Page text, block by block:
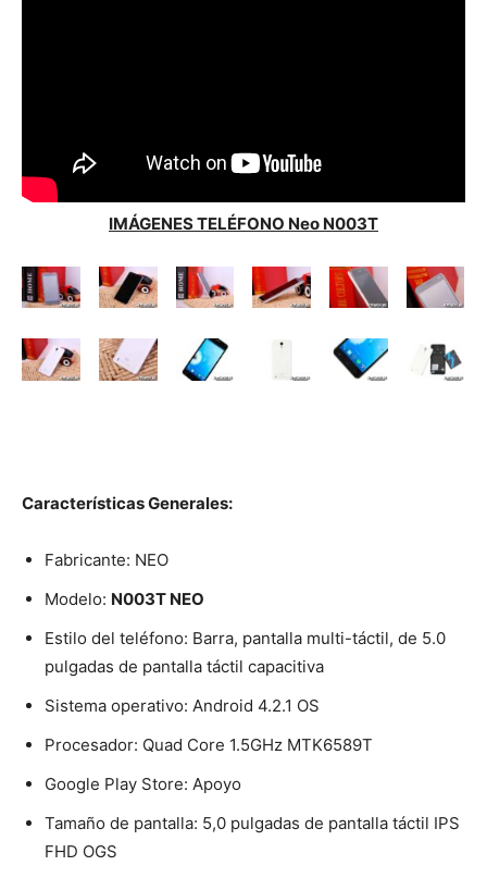
IMÁGENES TELÉFONO Neo N003T
CaracterísticasGenerales:
Fabricante: NEO
Modelo: N003T NEO
Estilo del teléfono: Barra, pantalla multi-táctil, de 5.0
pulgadas de pantalla táctil capacitiva
Sistema operativo: Android 4.2.1 OS
Procesador: Quad Core 1.5GHz MTK6589T
Google Play Store: Apoyo
Tamaño de pantalla: 5,0 pulgadas de pantalla táctil IPS
FHD OGS